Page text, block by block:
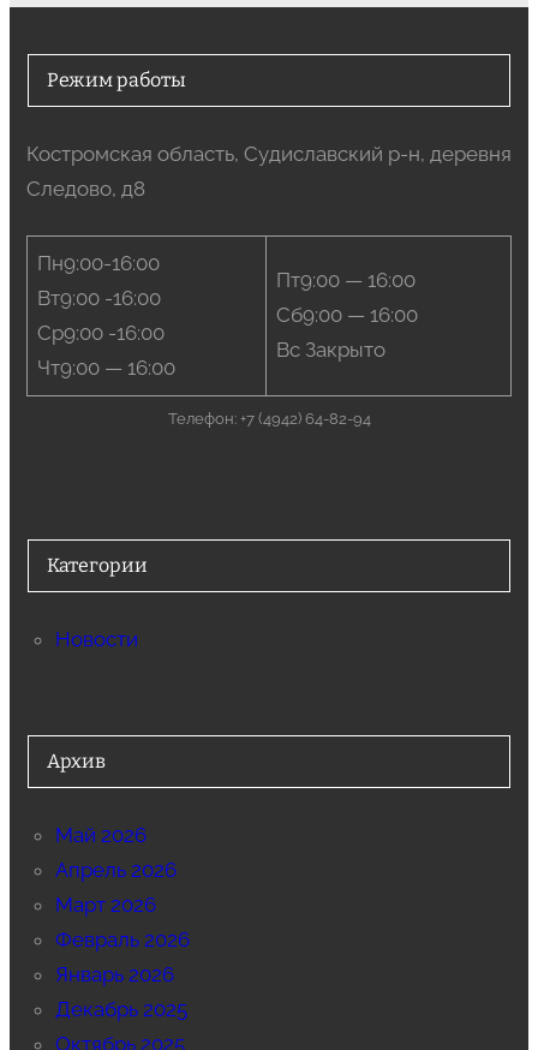
Режим работы
Костромская область, Судиславский р-н, деревня
Следово, д8
Пн9:00-16:00
Вт9:00 -16:00
Ср9:00 -16:00
Чт9:00 — 16:00
Пт9:00 — 16:00
Сб9:00 — 16:00
Вс Закрыто
Телефон: +7 (4942) 64-82-94
Категории
Новости
Архив
Май 2026
Апрель 2026
Март 2026
Февраль 2026
Январь 2026
Декабрь 2025
Октябрь 2025